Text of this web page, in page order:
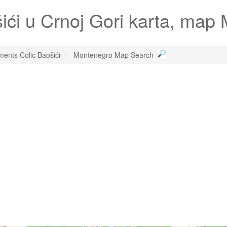
u Crnoj Gori karta, map
Colic Baošići Montenegro Map Search